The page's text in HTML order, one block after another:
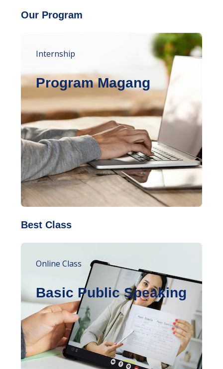
Our Program
Internship
Program Magang
Best Class
Online Class
Basic Public Speaking